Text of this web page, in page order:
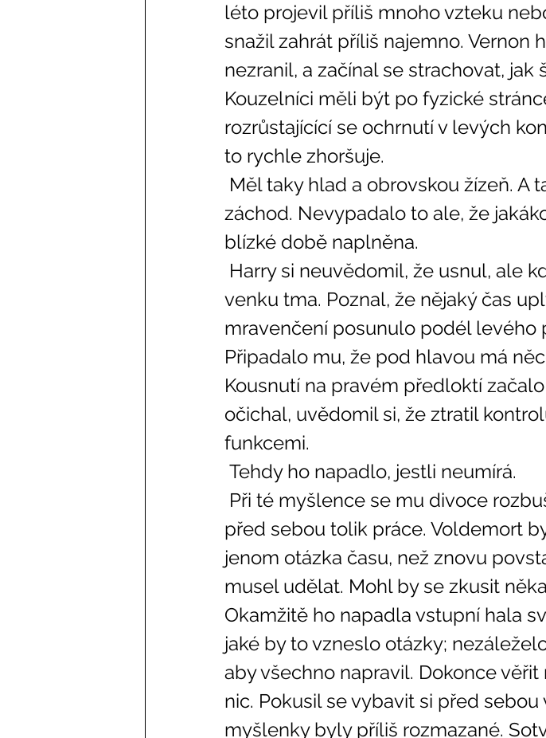
léto projevil příliš mnoho vzteku
snažil zahrát příliš najemno. Vernon
nezranil, a začínal se strachovat,
Kouzelníci měli být po fyzické
rozrůstajícící se ochrnutí v levých
to rychle zhoršuje.
záchod. Nevypadalo to ale, že
blízké době naplněna.
venku tma. Poznal, že nějaký čas
mravenčení posunulo podél levého
Připadalo mu, že pod hlavou má
Kousnutí na pravém předloktí
očichal, uvědomil si, že ztratil
funkcemi.
Tehdy ho napadlo, jestli neumírá.
před sebou tolik práce. Voldemort
jenom otázka času, než znovu
musel udělat. Mohl by se zkusit
Okamžitě ho napadla vstupní hala
jaké by to vzneslo otázky;
aby všechno napravil. Dokonce
nic. Pokusil se vybavit si před
myšlenky byly příliš rozmazané.